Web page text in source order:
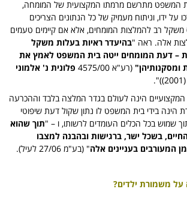
המשפט מתרשם מרמתו המקצועית של המומחה,
על ידו, וניתוח מעמיק של כל הנתונים הצריכים
משקל רב להמלצות המומחים, אלא אם קיימים טעמים
אלה. ראה "בהיעדר ראיות בעלות משקל
– דעת המומחים ייטה בית המשפט לאמץ את
ומסקנותיהן" (רע"א 4575/00
פלונית נ' אלמוני
המקצועיים הינה לעולם בגדר המלצה בלבד וההכרעה
הינה בידי בית המשפט לו נתון שקול דעת שיפוטי
שמוש בכל הכלים העומדים לרשותו, ו – "תוך שהוא
החיים, בשכל ישר, ברגישות ובהבנה למצבו
המעורבים בעניינים אלה" (בע"מ 27/06 לעיל).
משמורת ילדים?